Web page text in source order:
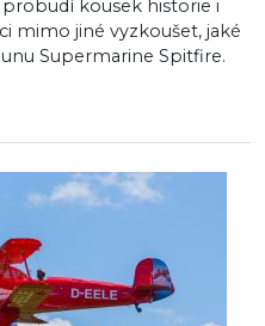
kousek historie i
mimo jiné vyzkoušet, jaké
Supermarine Spitfire.